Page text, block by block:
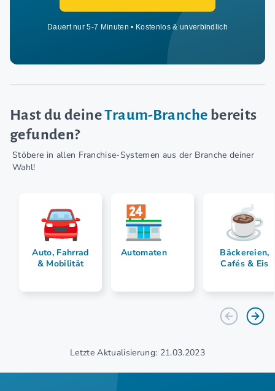
Dauert nur 5-7 Minuten • Kostenlos & unverbindlich
Hast du deineTraum-Branche bereits
gefunden?
Stöbere in allen Franchise-Systemen aus der Branche deiner
Wahl!
Auto, Fahrrad
& Mobilität
Automaten
Bäckereien,
Cafés & Eis
Letzte Aktualisierung: 21.03.2023